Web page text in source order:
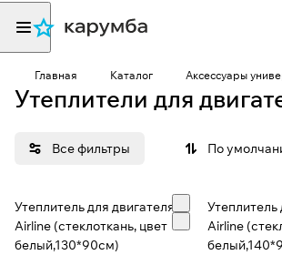
Главная Каталог Аксессуары
Утеплители для
Все фильтры По
Утеплитель для двигателя
Airline (стеклоткань, цвет
белый,130*90см)
Утеплитель
Airline